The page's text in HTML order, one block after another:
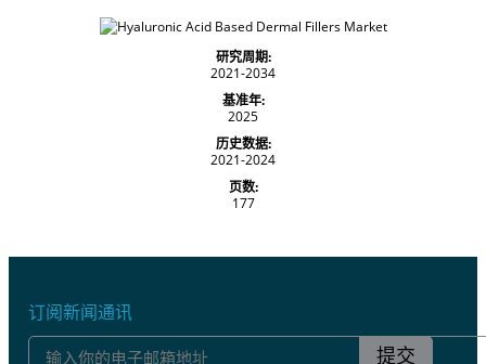
研究周期:
2021-2034
基准年:
2025
历史数据:
2021-2024
页数:
177
订阅新闻通讯
提交